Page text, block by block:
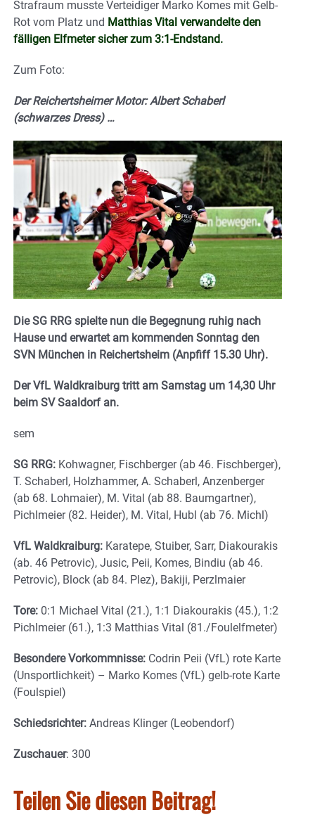
Strafraum musste Verteidiger Marko Komes mit Gelb-
Rot vom Platz und Matthias Vital verwandelte den
fälligen Elfmeter sicher zum 3:1-Endstand.
Zum Foto:
Der Reichertsheimer Motor: Albert Schaberl
(schwarzes Dress) …
Die SG RRG spielte nun die Begegnung ruhig nach
Hause und erwartet am kommenden Sonntag den
SVN München in Reichertsheim (Anpfiff 15.30 Uhr).
Der VfL Waldkraiburg tritt am Samstag um 14,30 Uhr
beim SV Saaldorf an.
sem
SG RRG: Kohwagner, Fischberger (ab 46. Fischberger),
T. Schaberl, Holzhammer, A. Schaberl, Anzenberger
(ab 68. Lohmaier), M. Vital (ab 88. Baumgartner),
Pichlmeier (82. Heider), M. Vital, Hubl (ab 76. Michl)
VfL Waldkraiburg: Karatepe, Stuiber, Sarr, Diakourakis
(ab. 46 Petrovic), Jusic, Peii, Komes, Bindiu (ab 46.
Petrovic), Block (ab 84. Plez), Bakiji, Perzlmaier
Tore: 0:1 Michael Vital (21.), 1:1 Diakourakis (45.), 1:2
Pichlmeier (61.), 1:3 Matthias Vital (81./Foulelfmeter)
Besondere Vorkommnisse: Codrin Peii (VfL) rote Karte
(Unsportlichkeit) – Marko Komes (VfL) gelb-rote Karte
(Foulspiel)
Schiedsrichter: Andreas Klinger (Leobendorf)
Zuschauer: 300
Teilen Sie diesen Beitrag!